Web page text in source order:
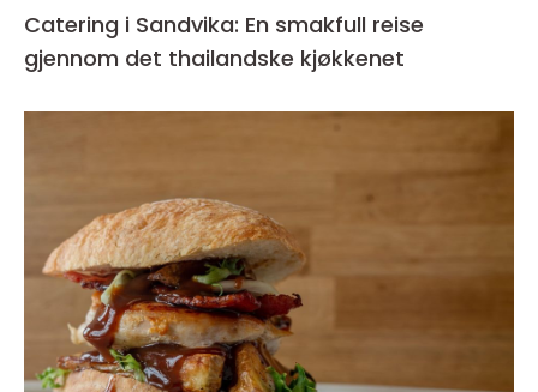
Catering i Sandvika: En smakfull reise
gjennom det thailandske kjøkkenet